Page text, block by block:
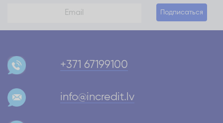
Подписаться
+371 67199100
info@incredit.lv